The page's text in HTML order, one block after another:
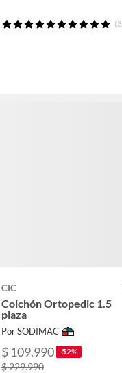
CIC
Colchón Ortopedic 1.5
plaza
Por SODIMAC
$ 109.990 -52%
$ 229.990